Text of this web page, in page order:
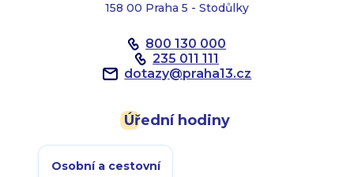
158 00 Praha 5 - Stodůlky
800 130 000
235 011 111
dotazy@praha13.cz
Úřední hodiny
Osobní a cestovní